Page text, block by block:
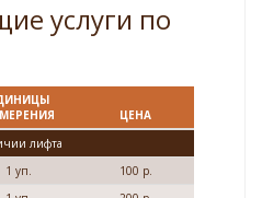
услуги по
ЦЕНА
лифта
1 уп.
100 р.